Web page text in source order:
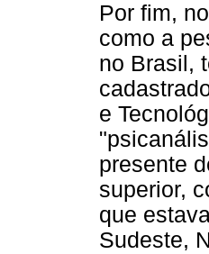
Por fim,
como a
no Brasil,
e
presente
superior,
que
Sudeste,